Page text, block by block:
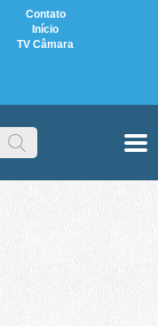
Contato
Início
TV Câmara